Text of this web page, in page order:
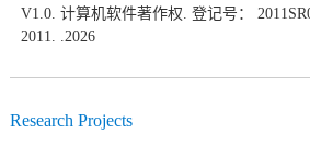
V1.0. 计算机软件著作权. 登记号：
2011. .2026
Research Projects